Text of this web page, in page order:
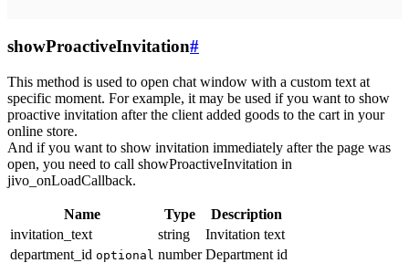
showProactiveInvitation#
This method is used to open chat window with a custom text at
specific moment. For example, it may be used if you want to show
proactive invitation after the client added goods to the cart in your
online store.
And if you want to show invitation immediately after the page was
open, you need to call showProactiveInvitation in
jivo_onLoadCallback.
Name Type
Description
invitation_text
string
Invitation text
department_id optional number Department id